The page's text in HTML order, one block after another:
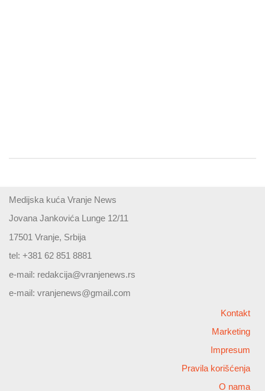
Medijska kuća Vranje News
Jovana Jankovića Lunge 12/11
17501 Vranje, Srbija
tel: +381 62 851 8881
e-mail: redakcija@vranjenews.rs
e-mail: vranjenews@gmail.com
Kontakt
Marketing
Impresum
Pravila korišćenja
O nama